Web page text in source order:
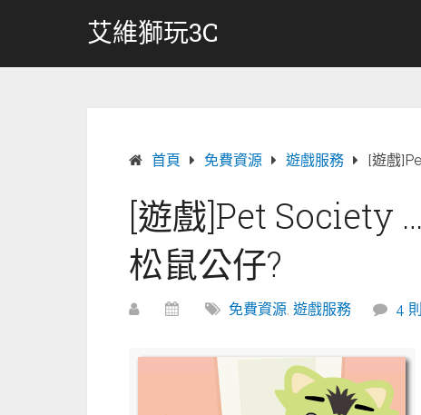
艾維獅玩3C
首頁 免費資源 遊戲服務 [遊戲
[遊戲]Pet Society
松鼠公仔?
免費資源, 遊戲服務 4